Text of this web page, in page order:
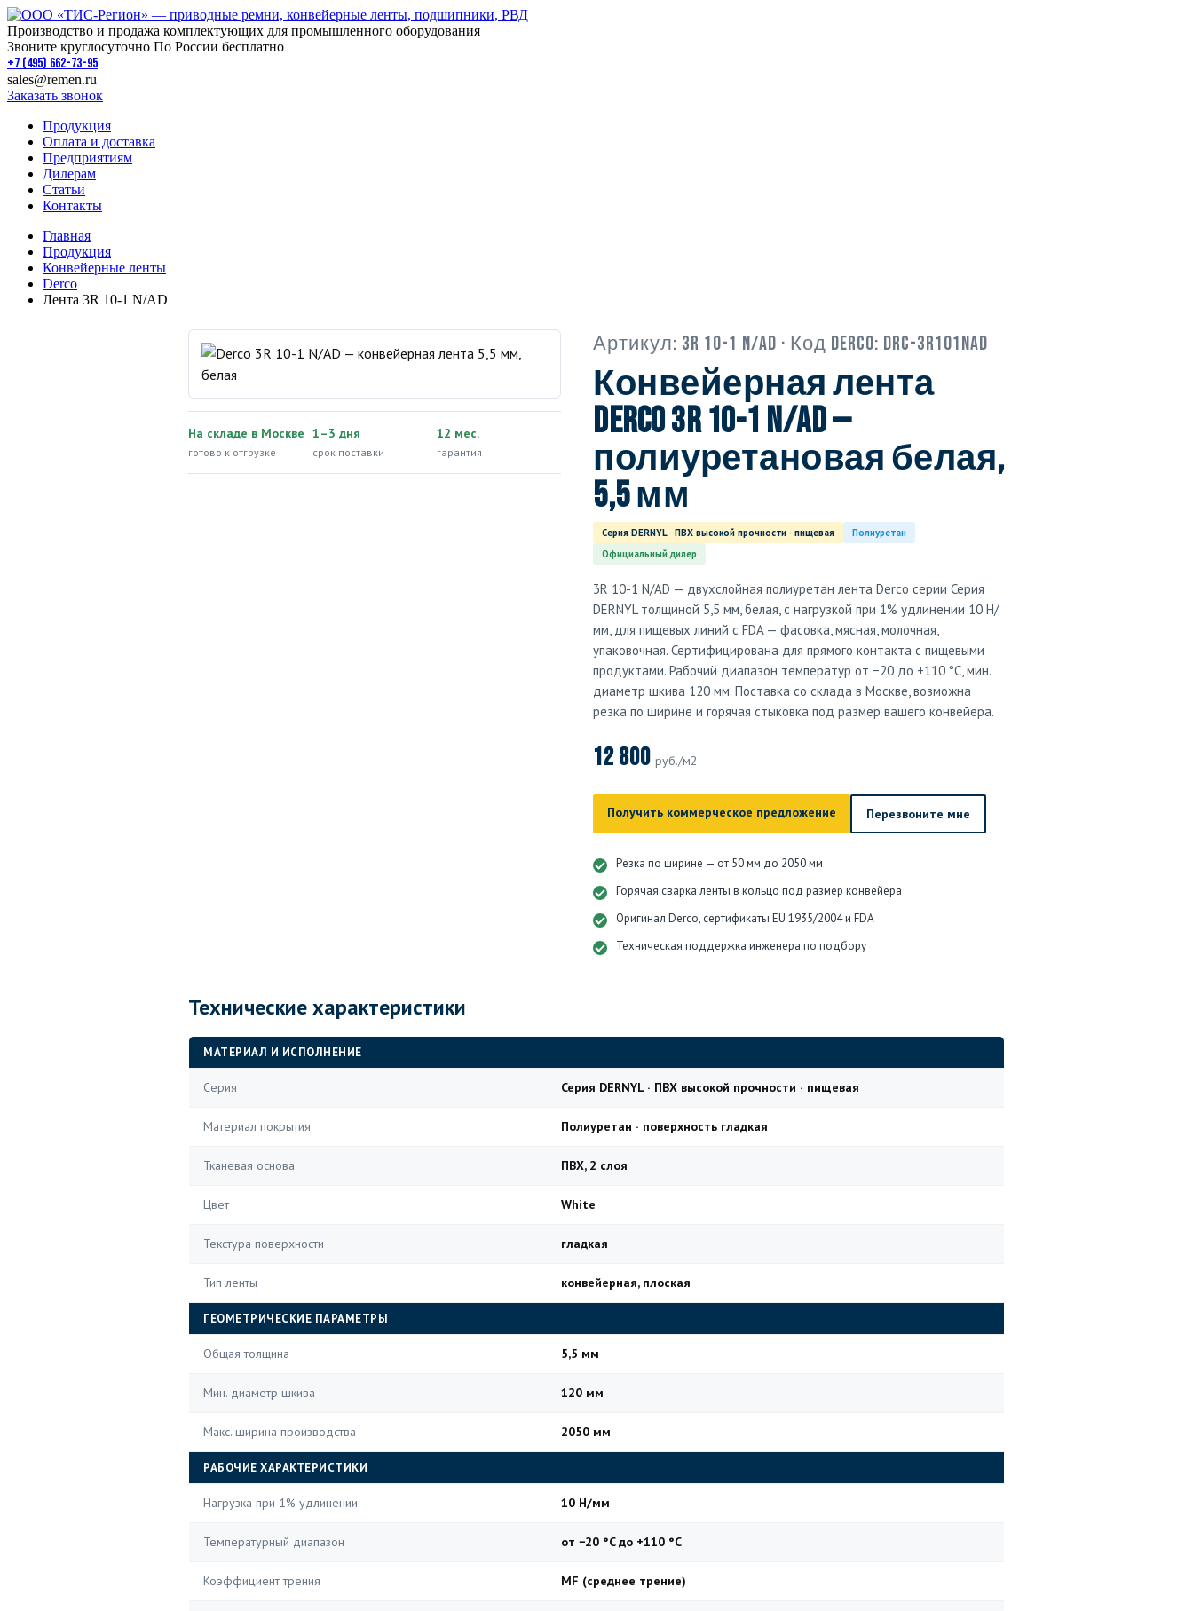
Производство и продажа комплектующих для промышленного оборудования
Звоните круглосуточно По России бесплатно
+7 (495) 662-73-95
sales@remen.ru
Заказать звонок
Продукция
Оплата и доставка
Предприятиям
Дилерам
Статьи
Контакты
Главная
Продукция
Конвейерные ленты
Derco
Лента 3R 10-1 N/AD
На складе в Москве
готово к отгрузке
1–3 дня
срок поставки
12 мес.
гарантия
Артикул: 3R 10-1 N/AD · Код Derco: DRC-3R101NAD
Конвейерная лента
Derco 3R 10-1 N/AD —
полиуретановая белая,
5,5 мм
Серия DERNYL · ПВХ высокой прочности · пищевая
Полиуретан
Официальный дилер
3R 10-1 N/AD — двухслойная полиуретан лента Derco серии Серия
DERNYL толщиной 5,5 мм, белая, с нагрузкой при 1% удлинении 10 Н/
мм, для пищевых линий с FDA — фасовка, мясная, молочная,
упаковочная. Сертифицирована для прямого контакта с пищевыми
продуктами. Рабочий диапазон температур от −20 до +110 °C, мин.
диаметр шкива 120 мм. Поставка со склада в Москве, возможна
резка по ширине и горячая стыковка под размер вашего конвейера.
12 800 руб./м2
Получить коммерческое предложение Перезвоните мне
Резка по ширине — от 50 мм до 2050 мм
Горячая сварка ленты в кольцо под размер конвейера
Оригинал Derco, сертификаты EU 1935/2004 и FDA
Техническая поддержка инженера по подбору
Технические характеристики
МАТЕРИАЛ И ИСПОЛНЕНИЕ
Серия Серия DERNYL · ПВХ высокой прочности · пищевая
Материал покрытия Полиуретан · поверхность гладкая
Тканевая основа ПВХ, 2 слоя
Цвет White
Текстура поверхности гладкая
Тип ленты конвейерная, плоская
ГЕОМЕТРИЧЕСКИЕ ПАРАМЕТРЫ
Общая толщина 5,5 мм
Мин. диаметр шкива 120 мм
Макс. ширина производства 2050 мм
РАБОЧИЕ ХАРАКТЕРИСТИКИ
Нагрузка при 1% удлинении 10 Н/мм
Температурный диапазон от −20 °C до +110 °C
Коэффициент трения MF (среднее трение)